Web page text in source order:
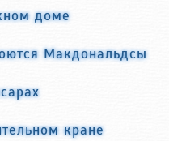
доме
Макдональдсы
кране